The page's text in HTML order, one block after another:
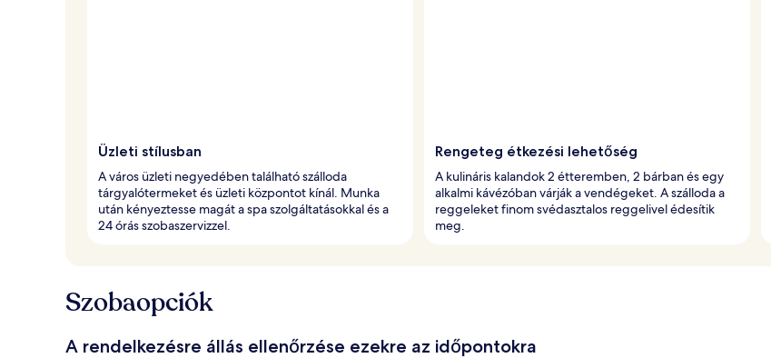
Üzleti stílusban
A város üzleti negyedében található szálloda
tárgyalótermeket és üzleti központot kínál. Munka
után kényeztesse magát a spa szolgáltatásokkal és a
24 órás szobaszervizzel.
Rengeteg étkezési lehetőség
A kulináris kalandok 2 étteremben, 2 bárban és egy
alkalmi kávézóban várják a vendégeket. A szálloda a
reggeleket finom svédasztalos reggelivel édesítik
meg.
Szobaopciók
A rendelkezésre állás ellenőrzése ezekre az időpontokra